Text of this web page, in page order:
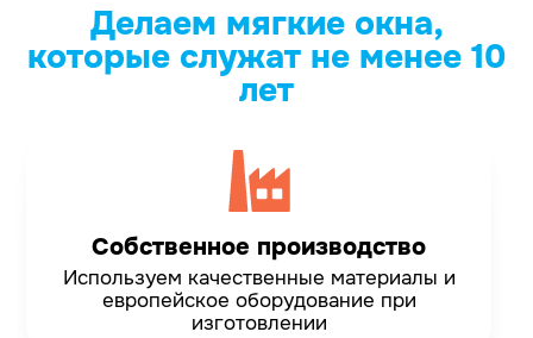
Делаем мягкие окна,
которые служат не менее 10
лет
Собственное производство
Используем качественные материалы и
европейское оборудование при
изготовлении